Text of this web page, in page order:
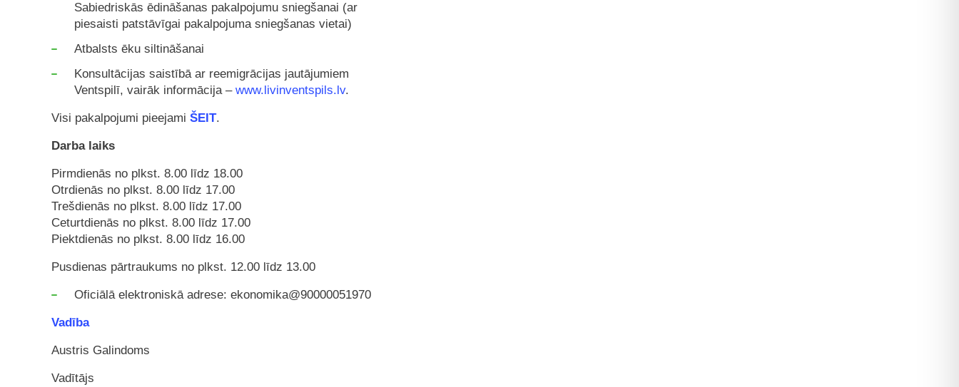
Sabiedriskās ēdināšanas pakalpojumu sniegšanai (ar
piesaisti patstāvīgai pakalpojuma sniegšanas vietai)
Atbalsts ēku siltināšanai
Konsultācijas saistībā ar reemigrācijas jautājumiem
Ventspilī, vairāk informācija – www.livinventspils.lv.
Visi pakalpojumi pieejami ŠEIT.
Darba laiks
Pirmdienās no plkst. 8.00 līdz 18.00
Otrdienās no plkst. 8.00 līdz 17.00
Trešdienās no plkst. 8.00 līdz 17.00
Ceturtdienās no plkst. 8.00 līdz 17.00
Piektdienās no plkst. 8.00 līdz 16.00
Pusdienas pārtraukums no plkst. 12.00 līdz 13.00
Oficiālā elektroniskā adrese: ekonomika@90000051970
Vadība
Austris Galindoms
Vadītājs